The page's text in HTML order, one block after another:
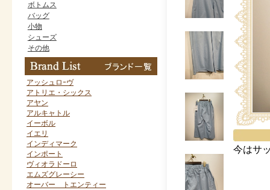
ボトムス
バッグ
小物
シューズ
その他
アッシュロｰヴ
アトリエ・シックス
アヤン
アルキャトル
イーボル
イエリ
インディマーク
インポート
ヴィオラドーロ
エムズグレーシー
オーバー トエンティー
今はサ